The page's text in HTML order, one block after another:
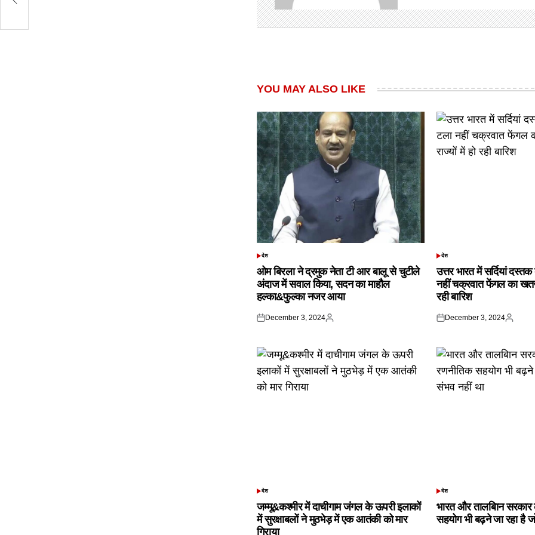
YOU MAY ALSO LIKE
POSTED
देश
ओम बिरला ने द्रमुक नेता टी आर बालू से चुटीले
अंदाज में सवाल किया, सदन का माहौल
हल्का&फुल्का नजर आया
Posted
December 3, 2024
Posted
POSTED
देश
उत्तर भारत में सर्दियां
नहीं चक्रवात फेंगल का
रही बारिश
Posted
December 3, 2024
Posted
POSTED
देश
जम्मू&कश्मीर में दाचीगाम जंगल के ऊपरी इलाकों
में सुरक्षाबलों ने मुठभेड़ में एक आतंकी को मार
गिराया
POSTED
देश
भारत और तालबिान
सहयोग भी बढ़ने जा रहा है